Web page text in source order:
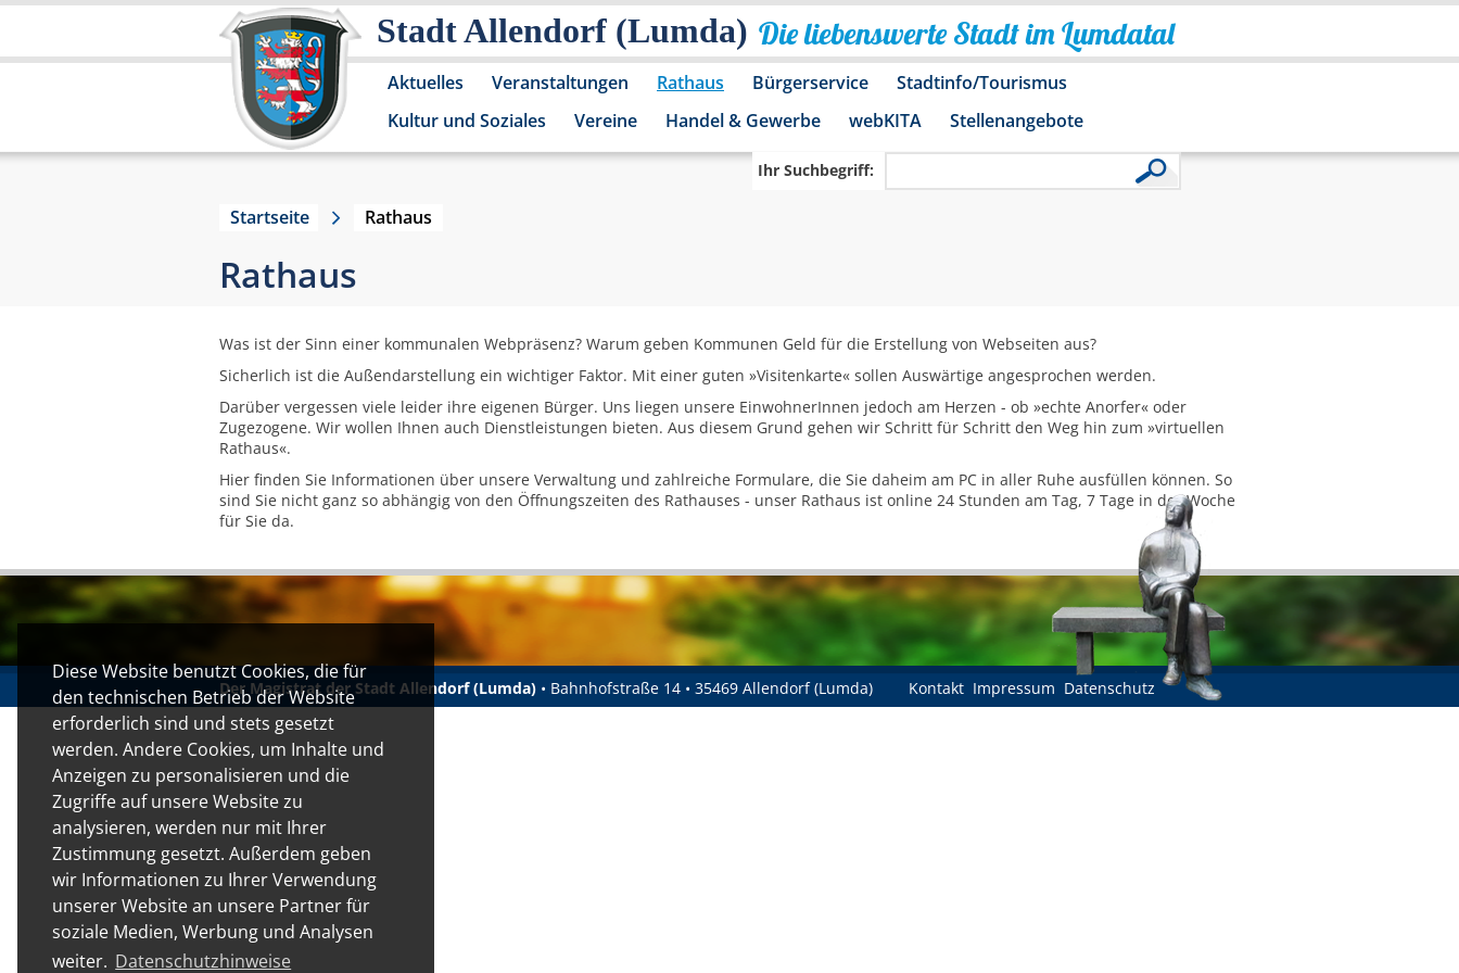
Diese Website benutzt Cookies, die für
den technischen Betrieb der Website
erforderlich sind und stets gesetzt
werden. Andere Cookies, um Inhalte und
Anzeigen zu personalisieren und die
Zugriffe auf unsere Website zu
analysieren, werden nur mit Ihrer
Zustimmung gesetzt. Außerdem geben
wir Informationen zu Ihrer Verwendung
unserer Website an unsere Partner für
soziale Medien, Werbung und Analysen
weiter. Datenschutzhinweise
Stadt Allendorf (Lumda) Die liebenswerte Stadt im Lumdatal
Aktuelles Veranstaltungen Rathaus Bürgerservice
Stadtinfo/Tourismus
Kultur und Soziales
Vereine Handel & Gewerbe webKITA Stellenangebote
Ihr Suchbegriff:
Startseite Rathaus
Rathaus
Was ist der Sinn einer kommunalen Webpräsenz? Warum geben Kommunen Geld für die Erstellung von Webseiten aus?
Sicherlich ist die Außendarstellung ein wichtiger Faktor. Mit einer guten »Visitenkarte« sollen Auswärtige angesprochen werden.
Darüber vergessen viele leider ihre eigenen Bürger. Uns liegen unsere EinwohnerInnen jedoch am Herzen - ob »echte Anorfer« oder
Zugezogene. Wir wollen Ihnen auch Dienstleistungen bieten. Aus diesem Grund gehen wir Schritt für Schritt den Weg hin zum »virtuellen
Rathaus«.
Hier finden Sie Informationen über unsere Verwaltung und zahlreiche Formulare, die Sie daheim am PC in aller Ruhe ausfüllen können. So
sind Sie nicht ganz so abhängig von den Öffnungszeiten des Rathauses - unser Rathaus ist online 24 Stunden am Tag, 7 Tage in der Woche
für Sie da.
Der Magistrat der Stadt Allendorf (Lumda) • Bahnhofstraße 14 • 35469 Allendorf (Lumda) Kontakt Impressum Datenschutz